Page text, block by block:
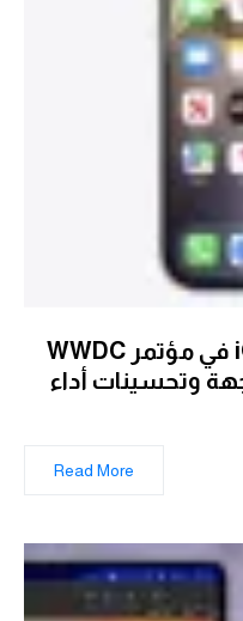
أبل تُعلن رسمياً عن iOS 27 في مؤتمر WWDC
وتحسينات أداء
Read More